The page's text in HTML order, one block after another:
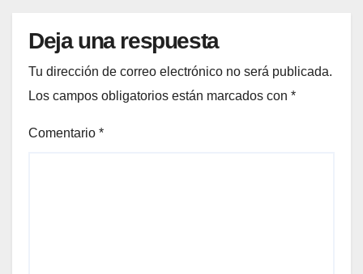
Deja una respuesta
Tu dirección de correo electrónico no será publicada.
Los campos obligatorios están marcados con *
Comentario *